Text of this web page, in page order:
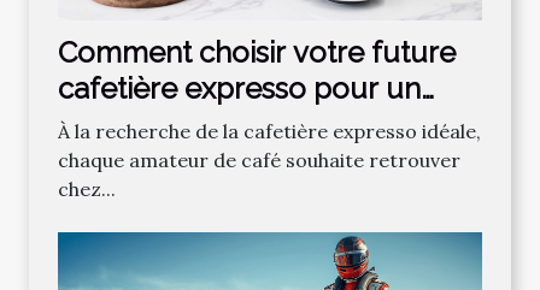
Comment choisir votre future
cafetière expresso pour un
café parfait ?
À la recherche de la cafetière expresso idéale,
chaque amateur de café souhaite retrouver
chez...